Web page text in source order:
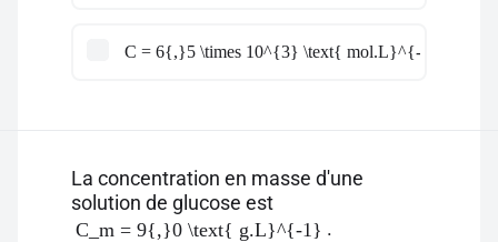
C = 6{,}5 \times 10^{3} \text{ mol.L}^{-1}
La concentration en masse d'une
solution de glucose est
C_m = 9{,}0 \text{ g.L}^{-1} .